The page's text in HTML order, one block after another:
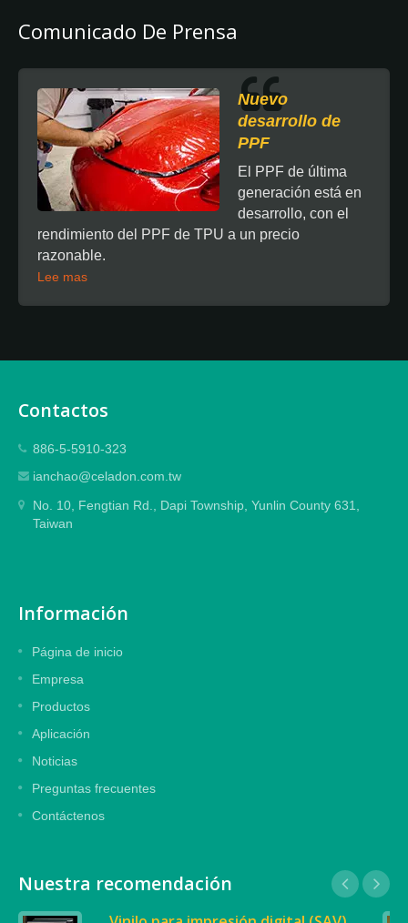
Comunicado De Prensa
Nuevo
desarrollo de
PPF
El PPF de última
generación está en
desarrollo, con el
rendimiento del PPF de TPU a un precio
razonable.
Lee mas
Contactos
886-5-5910-323
ianchao@celadon.com.tw
No. 10, Fengtian Rd., Dapi Township, Yunlin County 631,
Taiwan
Información
Página de inicio
Empresa
Productos
Aplicación
Noticias
Preguntas frecuentes
Contáctenos
Nuestra recomendación